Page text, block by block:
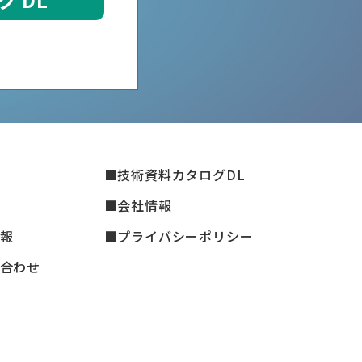
わせ
技術資料カタログDL
会社情報
プライバシーポリシー